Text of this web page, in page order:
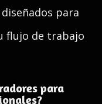
para
flujo de trabajo
para